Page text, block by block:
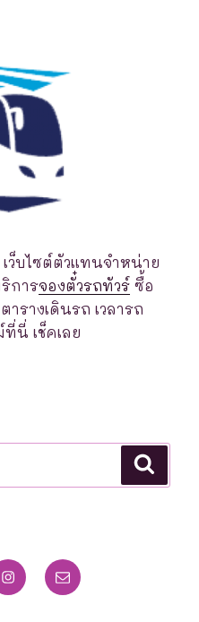
ว็บไซต์ตัวแทนจำหน่าย
การจองตั๋วรถทัวร์ ซื้อ
รางเดินรถ เวลารถ
นี่ เช็คเลย
InstagramEmail